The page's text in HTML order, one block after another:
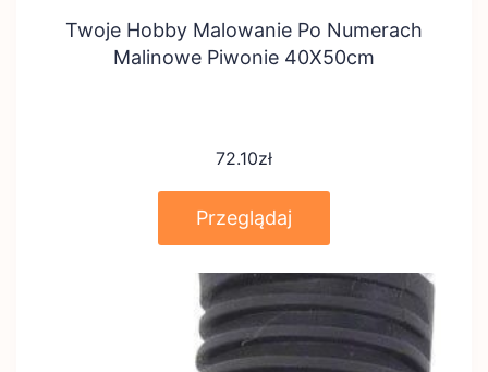
Twoje Hobby Malowanie Po Numerach
Malinowe Piwonie 40X50cm
72.10zł
Przeglądaj